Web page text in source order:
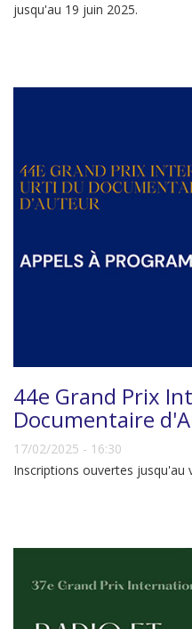
jusqu'au 19 juin 2025.
44e Grand Prix
Documentaire
17/02/2025 - 16:30
Inscriptions ouvertes jusqu'au